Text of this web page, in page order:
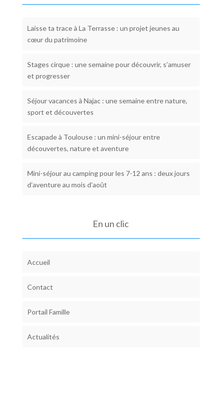
Laisse ta trace à La Terrasse : un projet jeunes au
cœur du patrimoine
Stages cirque : une semaine pour découvrir, s’amuser
et progresser
Séjour vacances à Najac : une semaine entre nature,
sport et découvertes
Escapade à Toulouse : un mini-séjour entre
découvertes, nature et aventure
Mini-séjour au camping pour les 7-12 ans : deux jours
d’aventure au mois d’août
En un clic
Accueil
Contact
Portail Famille
Actualités